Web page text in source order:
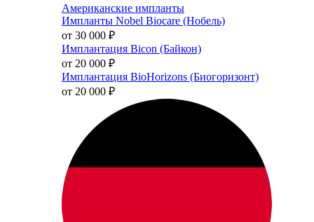
Американские импланты
Импланты Nobel Biocare (Нобель)
от 30 000 ₽
Имплантация Bicon (Байкон)
от 20 000 ₽
Имплантация BioHorizons (Биогоризонт)
от 20 000 ₽